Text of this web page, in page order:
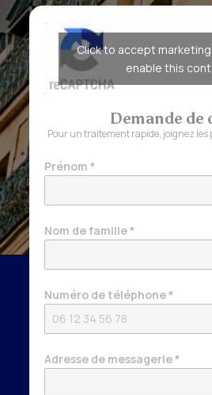
Click to accept
enable this
Demande de
Pour un traitement rapide, joignez les
Prénom*
Nom de famille*
Numéro de téléphone*
Adresse de messagerie*